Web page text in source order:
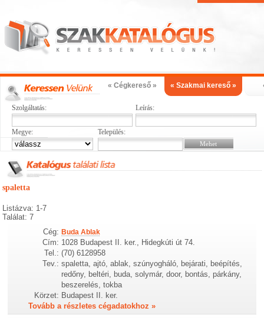
« Cégkereső » « Szakmai kereső »
Szolgáltatás: Leírás:
Megye: Település:
spaletta
Listázva: 1-7
Találat: 7
Cég: Buda Ablak
Cím: 1028 Budapest II. ker., Hidegkúti út 74.
Tel.: (70) 6128958
Tev.: spaletta, ajtó, ablak, szúnyogháló, bejárati, beépítés,
redőny, beltéri, buda, solymár, door, bontás, párkány,
beszerelés, tokba
Körzet: Budapest II. ker.
Tovább a részletes cégadatokhoz »